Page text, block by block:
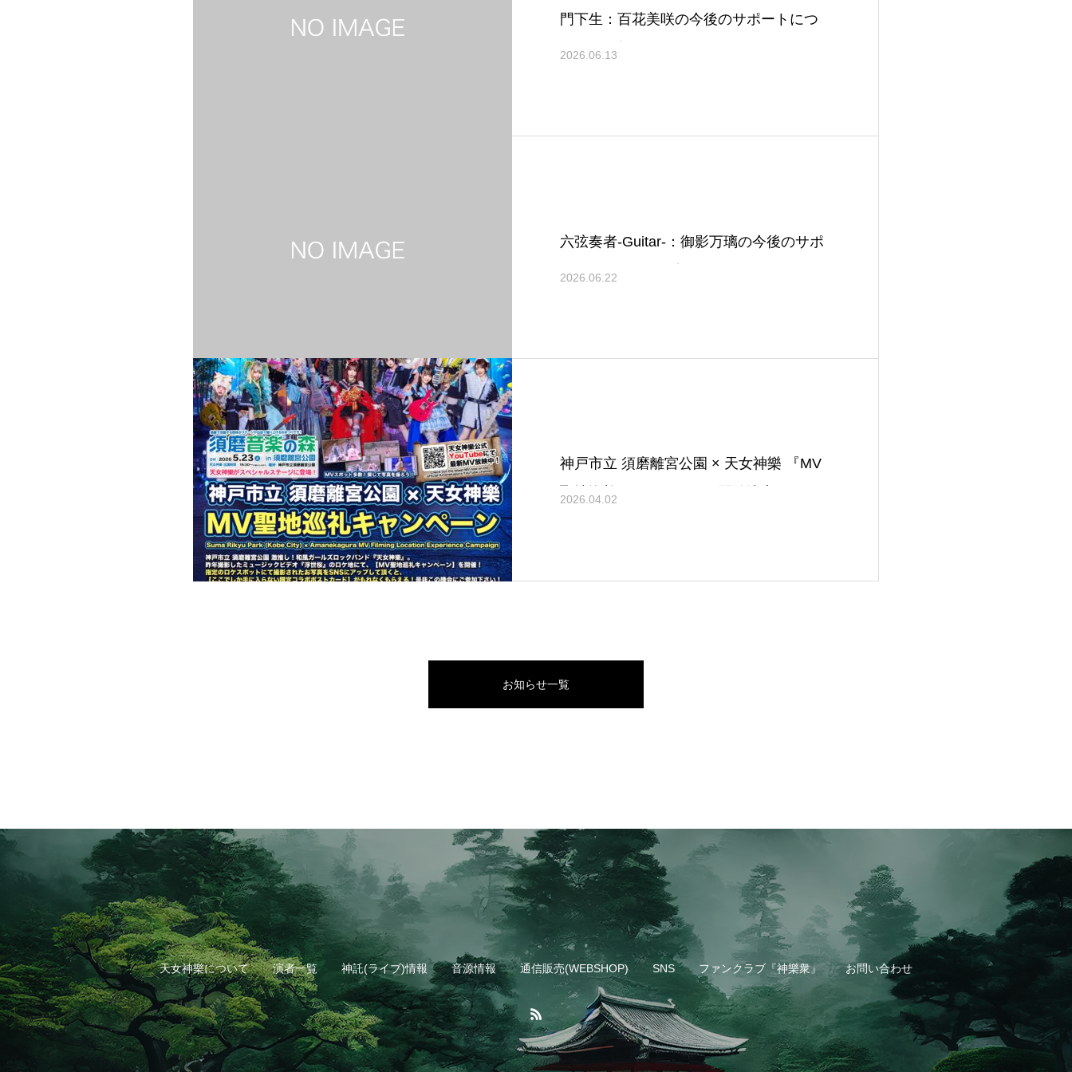
門下生：百花美咲の今後のサポートにつ
いてのお知らせ
2026.06.13
六弦奏者-Guitar-：御影万璃の今後のサポ
ートについてのお知らせ
2026.06.22
神戸市立 須磨離宮公園 × 天女神樂 『MV
聖地巡礼キャンペーン』開催決定！
2026.04.02
お知らせ一覧
天女神樂について 演者一覧 神託(ライブ)情報 音源情報 通信販売(WEBSHOP) SNS ファンクラブ『神樂衆』 お問い合わせ